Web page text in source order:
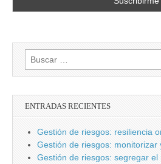
Buscar:
ENTRADAS RECIENTES
Gestión de riesgos: resiliencia
Gestión de riesgos: monitorizar
Gestión de riesgos: segregar el